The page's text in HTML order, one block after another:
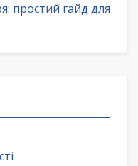
простий гайд для